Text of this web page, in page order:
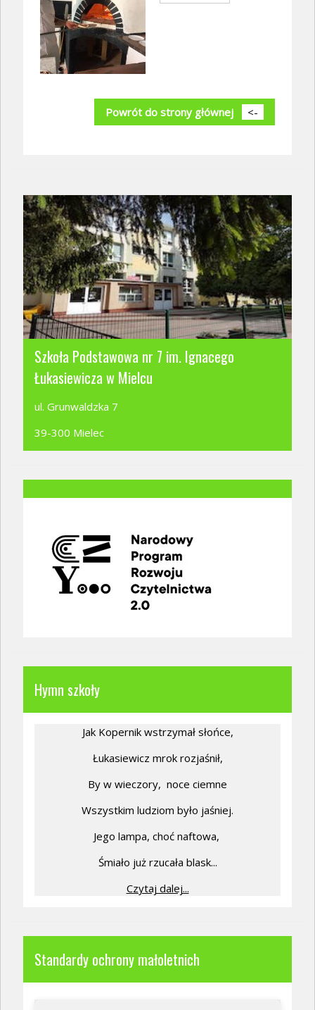
Powrót do strony głównej <-
Szkoła Podstawowa nr 7 im. Ignacego
Łukasiewicza w Mielcu
ul. Grunwaldzka 7
39-300 Mielec
Hymn szkoły
Jak Kopernik wstrzymał słońce,
Łukasiewicz mrok rozjaśnił,
By w wieczory, noce ciemne
Wszystkim ludziom było jaśniej.
Jego lampa, choć naftowa,
Śmiało już rzucała blask...
Czytaj dalej...
Standardy ochrony małoletnich